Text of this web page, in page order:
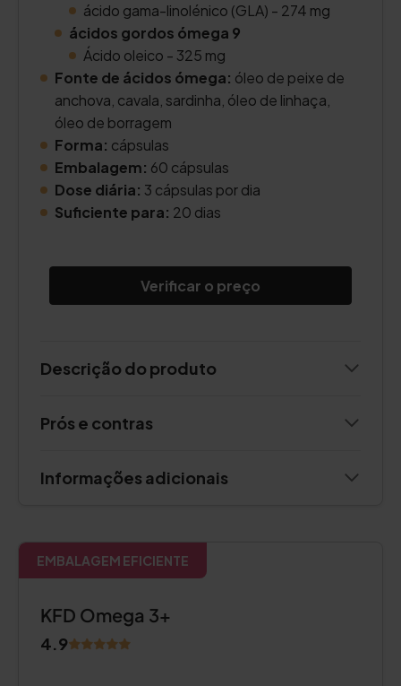
ácido gama-linolénico (GLA) - 274 mg
ácidos gordos ómega 9
Ácido oleico - 325 mg
Fonte de ácidos ómega: óleo de peixe de
anchova, cavala, sardinha, óleo de linhaça,
óleo de borragem
Forma: cápsulas
Embalagem: 60 cápsulas
Dose diária: 3 cápsulas por dia
Suficiente para: 20 dias
Verificar o preço
Descrição do produto
Prós e contras
Informações adicionais
EMBALAGEM EFICIENTE
KFD Omega 3+
4.9